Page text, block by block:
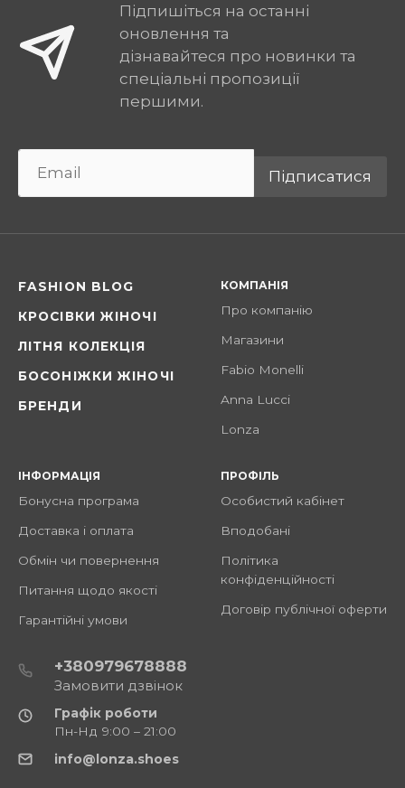
Підпишіться на останні
оновлення та
дізнавайтеся про новинки та
спеціальні пропозиції
першими.
Підписатися
FASHION BLOG
КРОСІВКИ ЖІНОЧІ
ЛІТНЯ КОЛЕКЦІЯ
БОСОНІЖКИ ЖІНОЧІ
БРЕНДИ
КОМПАНІЯ
Про компанію
Магазини
Fabio Monelli
Anna Lucci
Lonza
ІНФОРМАЦІЯ
Бонусна програма
Доставка і оплата
Обмін чи повернення
Питання щодо якості
Гарантійні умови
ПРОФІЛЬ
Особистий кабінет
Вподобані
Політика
конфіденційності
Договір публічної оферти
+380979678888
Замовити дзвінок
Графік роботи
Пн-Нд 9:00 – 21:00
info@lonza.shoes